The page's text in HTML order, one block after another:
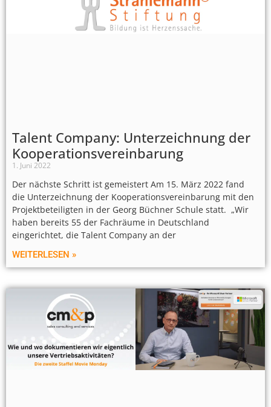
Talent Company: Unterzeichnung der
Kooperationsvereinbarung
1. Juni 2022
Der nächste Schritt ist gemeistert Am 15. März 2022 fand
die Unterzeichnung der Kooperationsvereinbarung mit den
Projektbeteiligten in der Georg Büchner Schule statt. „Wir
haben bereits 55 der Fachräume in Deutschland
eingerichtet, die Talent Company an der
WEITERLESEN »